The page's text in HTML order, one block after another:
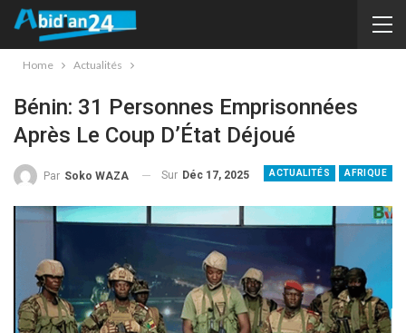
Home Actualités
Bénin: 31 Personnes Emprisonnées
Après Le Coup D’État Déjoué
ACTUALITÉS AFRIQUE
Par Soko WAZA Sur Déc 17, 2025